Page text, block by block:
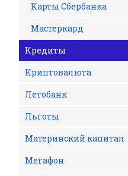
Карты Сбербанка
Мастеркард
Кредиты
Криптовалюта
Летобанк
Льготы
Материнский капитал
Мегафон